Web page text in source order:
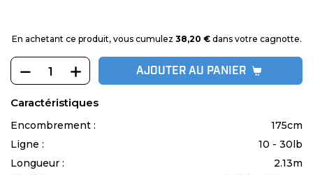
En achetant ce produit, vous cumulez 38,20 €dans votre cagnotte.
AJOUTER AU PANIER
Caractéristiques
Encombrement :
175cm
Ligne :
10 - 30lb
Longueur :
2.13m